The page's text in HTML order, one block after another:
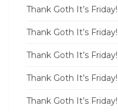
Thank Goth It’s Friday!
Thank Goth It’s Friday!
Thank Goth It’s Friday!
Thank Goth It’s Friday!
Thank Goth It’s Friday!